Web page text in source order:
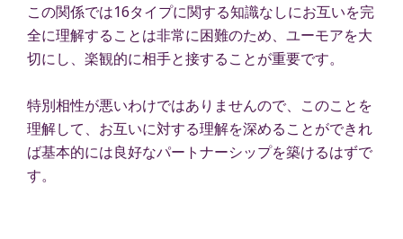
この関係では16タイプに関する知識なしにお互いを完
全に理解することは非常に困難のため、ユーモアを大
切にし、楽観的に相手と接することが重要です。
特別相性が悪いわけではありませんので、このことを
理解して、お互いに対する理解を深めることができれ
ば基本的には良好なパートナーシップを築けるはずで
す。